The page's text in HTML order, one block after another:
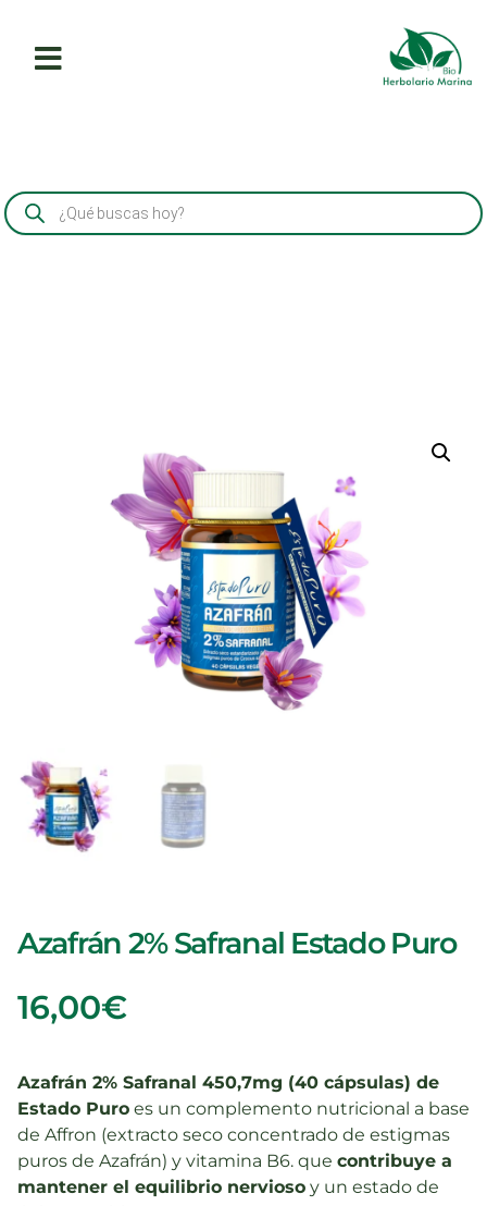
Azafrán 2% Safranal Estado Puro
16,00€
Azafrán 2% Safranal 450,7mg (40 cápsulas) de
Estado Puro es un complemento nutricional a base
de Affron (extracto seco concentrado de estigmas
puros de Azafrán) y vitamina B6. que contribuye a
mantener el equilibrio nervioso y un estado de